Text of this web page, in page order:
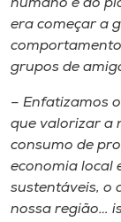
humano e do
era começar a
comportamento
grupos de
– Enfatizamos
que valorizar a
consumo de
economia local
sustentáveis, o
nossa região…